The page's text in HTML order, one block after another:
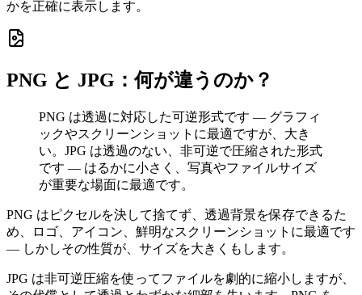
かを正確に表示します。
PNG と JPG：何が違うのか？
PNG は透過に対応した可逆形式です — グラフィ
ックやスクリーンショットに最適ですが、大き
い。JPG は透過のない、非可逆で圧縮された形式
です — はるかに小さく、写真やファイルサイズ
が重要な場面に最適です。
PNG はピクセルを決して捨てず、透過背景を保存できるた
め、ロゴ、アイコン、鮮明なスクリーンショットに最適です
— しかしその性質が、サイズを大きくもします。
JPG は非可逆圧縮を使ってファイルを劇的に縮小しますが、